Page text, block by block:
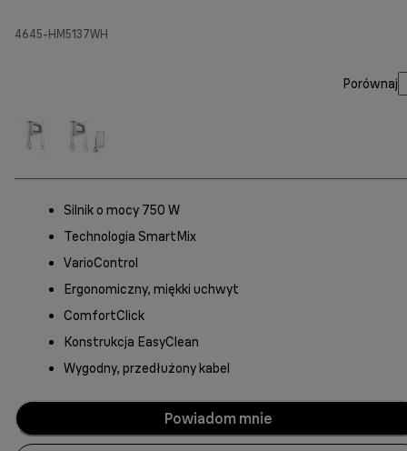
4645-HM5137WH
Porównaj
Silnik o mocy 750 W
Technologia SmartMix
VarioControl
Ergonomiczny, miękki uchwyt
ComfortClick
Konstrukcja EasyClean
Wygodny, przedłużony kabel
Powiadom mnie